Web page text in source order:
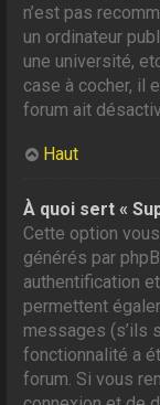
n’est pas
un ordinateur
une université,
case à cocher, il
forum ait
Haut
À quoi sert «
Cette option
générés par
authentification
permettent
messages (s’ils
fonctionnalité a
forum. Si vous